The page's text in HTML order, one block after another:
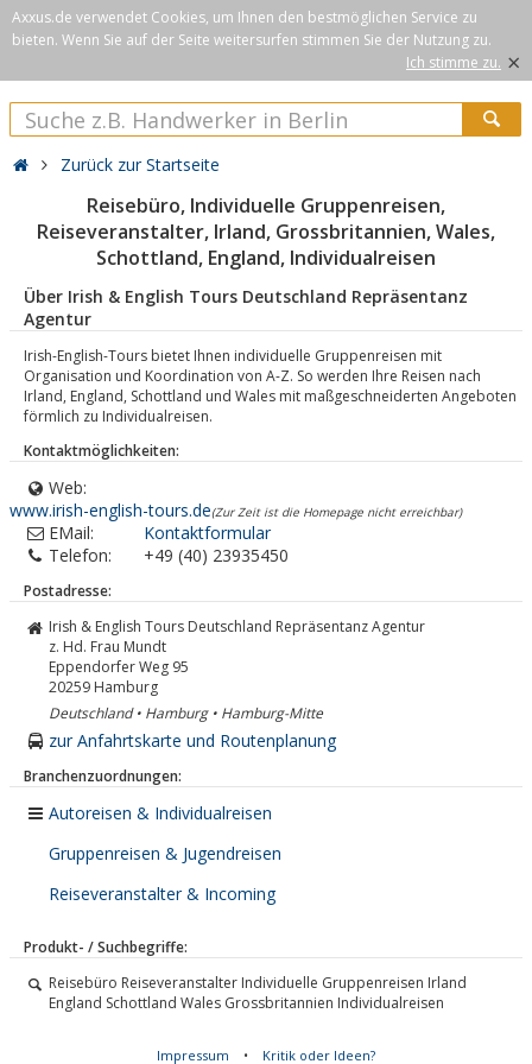
Axxus.de verwendet Cookies, um Ihnen den bestmöglichen Service zu
bieten. Wenn Sie auf der Seite weitersurfen stimmen Sie der Nutzung zu.
Ich stimme zu. ×
Zurück zur Startseite
Reisebüro, Individuelle Gruppenreisen,
Reiseveranstalter, Irland, Grossbritannien, Wales,
Schottland, England, Individualreisen
Über Irish & English Tours Deutschland Repräsentanz
Agentur
Irish-English-Tours bietet Ihnen individuelle Gruppenreisen mit
Organisation und Koordination von A-Z. So werden Ihre Reisen nach
Irland, England, Schottland und Wales mit maßgeschneiderten Angeboten
förmlich zu Individualreisen.
Kontaktmöglichkeiten:
Web:
www.irish-english-tours.de(Zur Zeit ist die Homepage nicht erreichbar)
EMail:
Kontaktformular
Telefon:
+49 (40) 23935450
Postadresse:
Irish & English Tours Deutschland Repräsentanz Agentur
z. Hd. Frau Mundt
Eppendorfer Weg 95
20259 Hamburg
Deutschland • Hamburg • Hamburg-Mitte
zur Anfahrtskarte und Routenplanung
Branchenzuordnungen:
Autoreisen & Individualreisen
Gruppenreisen & Jugendreisen
Reiseveranstalter & Incoming
Produkt- / Suchbegriffe:
Reisebüro Reiseveranstalter Individuelle Gruppenreisen Irland
England Schottland Wales Grossbritannien Individualreisen
Impressum • Kritik oder Ideen?